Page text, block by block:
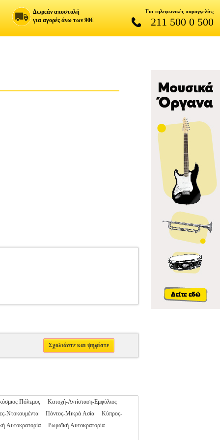
Δωρεάν αποστολή
για αγορές άνω των 90€
Για τηλεφωνικές παραγγελίες
211 500 0 500
Σχολιάστε και ψηφίστε
Πόλεμος
Κατοχή-Αντίσταση-Εμφύλιος
Ντοκουμέντα Πόντος-Μικρά Ασία
Κύπρος-
Αυτοκρατορία
Ρωμαϊκή Αυτοκρατορία